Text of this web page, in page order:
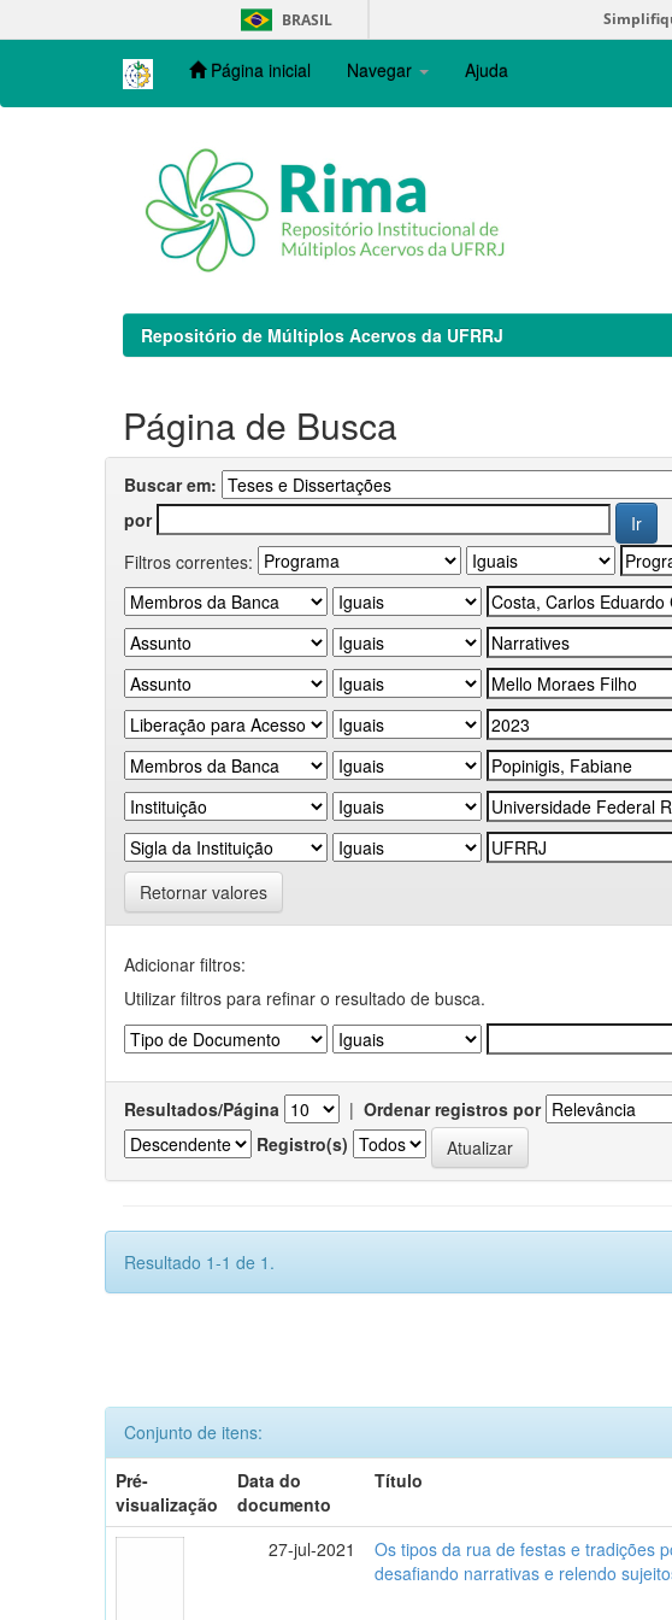
navigation
BRASIL
Página inicial Navegar Ajuda
Repositório de Múltiplos Acervos da UFRRJ
Página de Busca
Buscar em:
por
Filtros correntes:
Retornar valores
Adicionar filtros:
Utilizar filtros para refinar o resultado de busca.
Resultados/Página | Ordenar registros por
Registro(s)
Resultado 1-1 de 1.
Conjunto de itens:
Pré-
visualização
Data do
documento
Título
27-jul-2021
Os tipos da rua de festas e tradições
desafiando narrativas e relendo